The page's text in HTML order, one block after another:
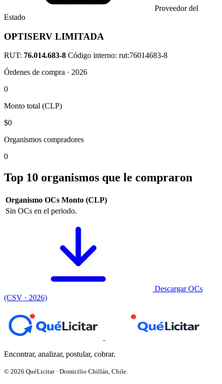
Proveedor del
Estado
OPTISERV LIMITADA
RUT: 76.014.683-8 Código interno: rut:76014683-8
Órdenes de compra · 2026
0
Monto total (CLP)
$0
Organismos compradores
0
Top 10 organismos que le compraron
Organismo OCs Monto (CLP)
Sin OCs en el periodo.
Descargar OCs
(CSV · 2026)
Encontrar, analizar, postular, cobrar.
© 2026 QuéLicitar · Domicilio Chillán, Chile.